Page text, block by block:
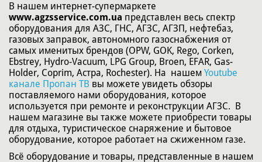
В нашем интернет-супермаркете
www.agzsservice.com.ua представлен весь спектр
оборудования для АЗС, ГНС, АГЗС, АГЗП, нефтебаз,
газовых заправок, автономного газоснабжения от
самых именитых брендов (OPW, GOK, Rego, Corken,
Ebstrey, Hydro-Vacuum, LPG Group, Broen, EFAR, Gas-
Holder, Coprim, Астра, Rochester). На нашем Youtube
канале Пропан ТВ вы можете увидеть обзоры
поставляемого нами оборудования, которое
используется при ремонте и реконструкции АГЗС. В
нашем магазине вы также можете приобрести товары
для отдыха, туристическое снаряжение и бытовое
оборудование, которое работает на сжиженном газе.
Всё оборудование и товары, представленные в нашем